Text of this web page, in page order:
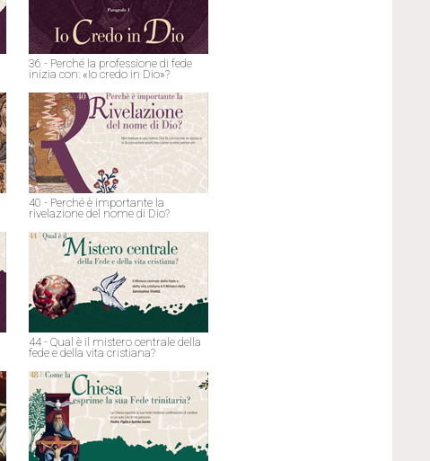
36 - Perché la professione di fede
inizia con: «Io credo in Dio»?
40 - Perché è importante la
rivelazione del nome di Dio?
44 - Qual è il mistero centrale della
fede e della vita cristiana?